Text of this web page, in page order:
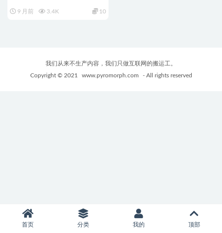
官中版+动作像素ACT游戏
9 月前 3.4K 10
我们从来不生产内容，我们只做互联网的搬运工。
Copyright © 2021
www.pyromorph.com - All rights reserved
首页 分类 我的 顶部